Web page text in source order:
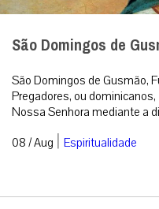
São Domingos de
São Domingos de Gusmão,
Pregadores, ou
Nossa Senhora mediante a
08 / Aug | Espiritualidade